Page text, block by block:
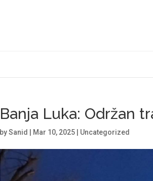
Banja Luka: Održan
bySanid Mar 10, 2025 Uncategorized